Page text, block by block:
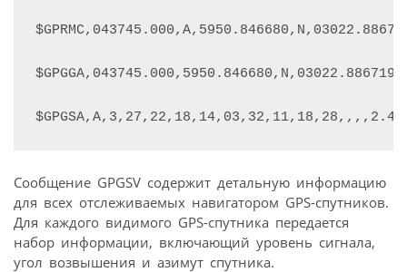
Сообщение GPGSV содержит детальную информацию
для всех отслеживаемых навигатором GPS-спутников.
Для каждого видимого GPS-спутника передается
набор информации, включающий уровень сигнала,
угол возвышения и азимут спутника.